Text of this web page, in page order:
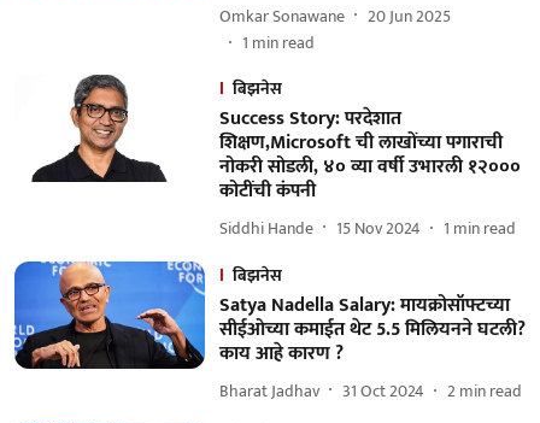
Omkar Sonawane
20 Jun 2025
1 min read
बिझनेस
Success Story: परदेशात
शिक्षण,Microsoft ची लाखोंच्या पगाराची
नोकरी सोडली, ४० व्या वर्षी उभारली १२०००
कोटींची कंपनी
Siddhi Hande 15 Nov 2024 1 min read
बिझनेस
Satya Nadella Salary: मायक्रोसॉफ्टच्या
सीईओच्या कमाईत थेट 5.5 मिलियनने घटली?
काय आहे कारण ?
Bharat Jadhav 31 Oct 2024 2min read